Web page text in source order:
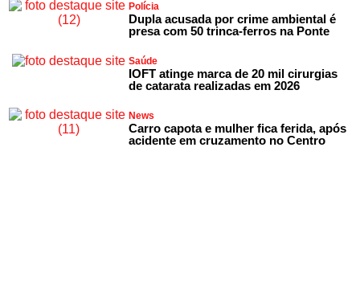
Polícia
Dupla acusada por crime ambiental é
presa com 50 trinca-ferros na Ponte
Saúde
IOFT atinge marca de 20 mil cirurgias
de catarata realizadas em 2026
News
Carro capota e mulher fica ferida, após
acidente em cruzamento no Centro